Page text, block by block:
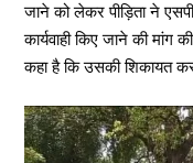
जाने को लेकर पीड़िता ने
कार्यवाही किए जाने की मांग
कहा है कि उसकी शिकायत